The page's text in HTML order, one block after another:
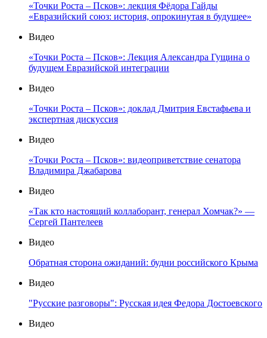
«Точки Роста – Псков»: лекция Фёдора Гайды
«Евразийский союз: история, опрокинутая в будущее»
Видео
«Точки Роста – Псков»: Лекция Александра Гущина о
будущем Евразийской интеграции
Видео
«Точки Роста – Псков»: доклад Дмитрия Евстафьева и
экспертная дискуссия
Видео
«Точки Роста – Псков»: видеоприветствие сенатора
Владимира Джабарова
Видео
«Так кто настоящий коллаборант, генерал Хомчак?» —
Сергей Пантелеев
Видео
Обратная сторона ожиданий: будни российского Крыма
Видео
"Русские разговоры": Русская идея Федора Достоевского
Видео